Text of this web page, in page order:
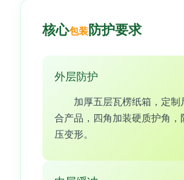
核心包装 防护要求
外层防护
加厚五层瓦楞纸箱，定制
合产品，四角加装硬质护角，
压变形。